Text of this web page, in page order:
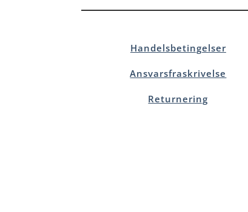
Handelsbetingelser
Ansvarsfraskrivelse
Returnering